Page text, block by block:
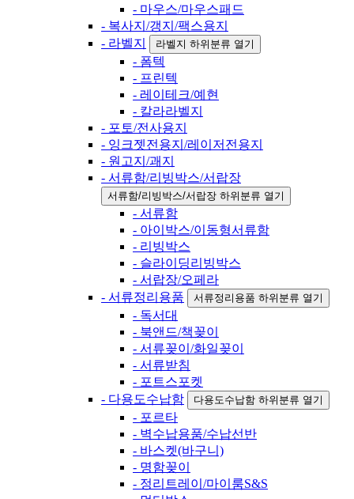
- 마우스/마우스패드
- 복사지/갱지/팩스용지
- 라벨지
라벨지 하위분류 열기
- 폼텍
- 프린텍
- 레이테크/예현
- 칼라라벨지
- 포토/전사용지
- 잉크젯전용지/레이저전용지
- 원고지/괘지
- 서류함/리빙박스/서랍장
서류함/리빙박스/서랍장 하위분류 열기
- 서류함
- 아이박스/이동형서류함
- 리빙박스
- 슬라이딩리빙박스
- 서랍장/오페라
- 서류정리용품
서류정리용품 하위분류 열기
- 독서대
- 북앤드/책꽂이
- 서류꽂이/화일꽂이
- 서류받침
- 포트스포켓
- 다용도수납함
다용도수납함 하위분류 열기
- 포르타
- 벽수납용품/수납선반
- 바스켓(바구니)
- 명함꽂이
- 정리트레이/마이룸S&S